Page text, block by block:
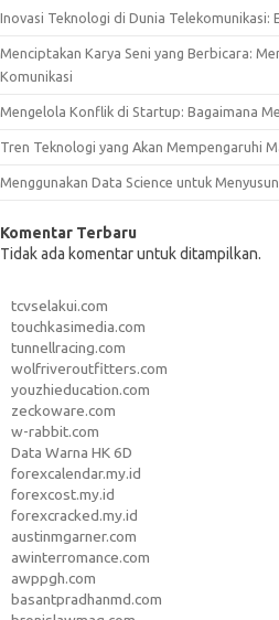
Inovasi Teknologi di Dunia Telekomunikasi:
Menciptakan Karya Seni yang Berbicara:
Komunikasi
Mengelola Konflik di Startup: Bagaimana
Tren Teknologi yang Akan Mempengaruhi
Menggunakan Data Science untuk
Komentar Terbaru
Tidak ada komentar untuk ditampilkan.
tcvselakui.com
touchkasimedia.com
tunnellracing.com
wolfriveroutfitters.com
youzhieducation.com
zeckoware.com
w-rabbit.com
Data Warna HK 6D
forexcalendar.my.id
forexcost.my.id
forexcracked.my.id
austinmgarner.com
awinterromance.com
awppgh.com
basantpradhanmd.com